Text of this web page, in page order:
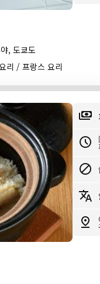
, 도쿄도
리 / 프랑스 요리